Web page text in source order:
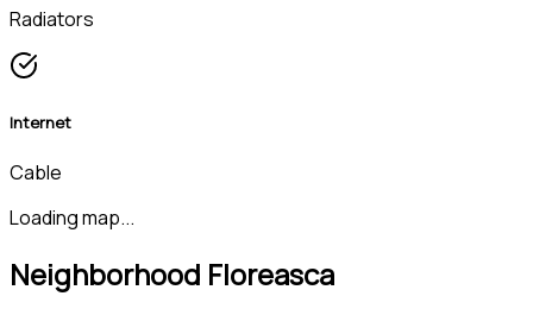
Radiators
Internet
Cable
Loading map...
Neighborhood Floreasca